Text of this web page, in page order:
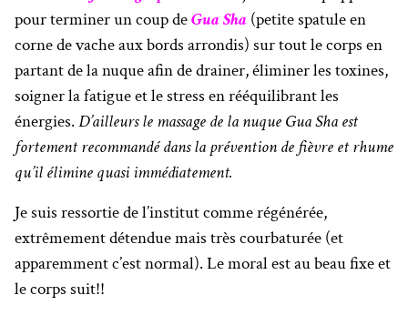
pour terminer un coup deGua Sha (petite spatule en
corne de vache aux bords arrondis) sur tout le corps en
partant de la nuque afin de drainer, éliminer les toxines,
soigner la fatigue et le stress en rééquilibrant les
énergies.D’ailleurs le massage de la nuque Gua Sha est
fortement recommandé dans la prévention de fièvre et rhume
qu’il élimine quasi immédiatement.
Je suis ressortie de l’institut comme régénérée,
extrêmement détendue mais très courbaturée (et
apparemment c’est normal). Le moral est au beau fixe et
le corps suit!!